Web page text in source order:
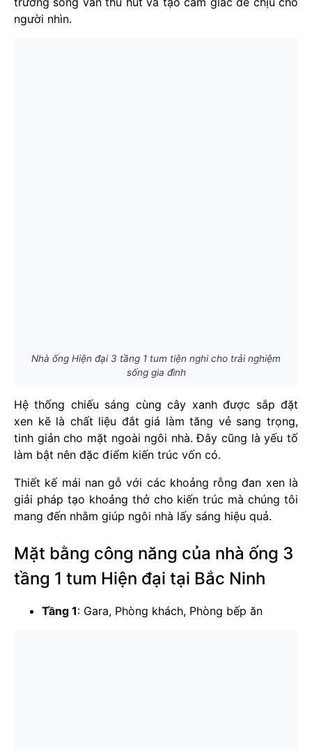
người nhìn.
Nhà ống Hiện đại 3 tầng 1 tum tiện nghi cho trải nghiệm
sống gia đình
Hệ thống chiếu sáng cùng cây xanh được sắp đặt
xen kẽ là chất liệu đắt giá làm tăng vẻ sang trọng,
tinh giản cho mặt ngoài ngôi nhà. Đây cũng là yếu tố
làm bật nên đặc điểm kiến trúc vốn có.
Thiết kế mái nan gỗ với các khoảng rỗng đan xen là
giải pháp tạo khoảng thở cho kiến trúc mà chúng tôi
mang đến nhằm giúp ngôi nhà lấy sáng hiệu quả.
Mặt bằng công năng của nhà ống 3
tầng 1 tum Hiện đại tại Bắc Ninh
Tầng 1: Gara, Phòng khách, Phòng bếp ăn